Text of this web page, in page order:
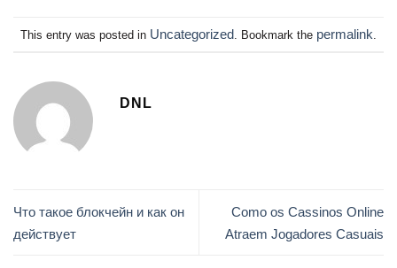
This entry was posted in Uncategorized . Bookmark the permalink
DNL
Что такое блокчейн и как он
действует
Como os Cassinos Online
Atraem Jogadores Casuais